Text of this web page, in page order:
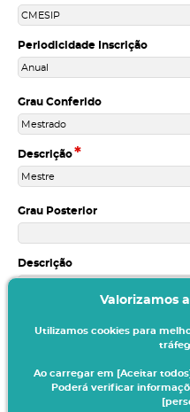
Periodicidade Inscrição
Grau Conferido
Descrição*
Grau Posterior
Descrição
Unidades
Valorizamos
Utilizamos cookies para
Ao carregar em [Aceitar
Poderá verificar